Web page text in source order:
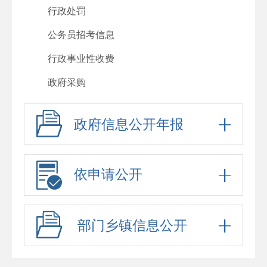
行政处罚
公务员招考信息
行政事业性收费
政府采购
重大项目
重大民生信息
建议提案办理
政府工作报告
政府信息公开标准目录
助企纾困
政府信息公开年报
依申请公开
部门乡镇信息公开